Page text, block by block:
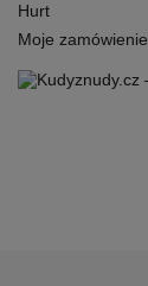
Hurt
Moje zamówienie